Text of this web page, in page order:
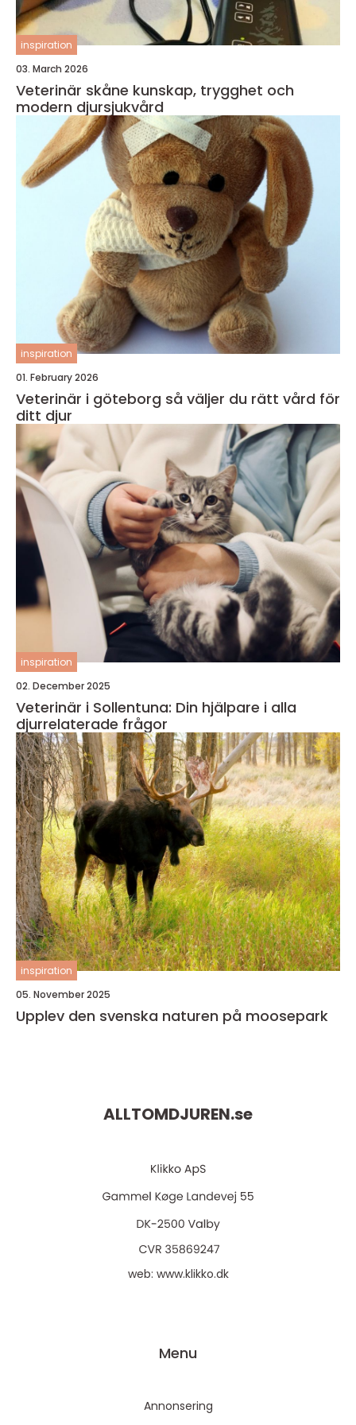
inspiration
03. March 2026
Veterinär skåne kunskap, trygghet och
modern djursjukvård
inspiration
01. February 2026
Veterinär i göteborg så väljer du rätt vård för
ditt djur
inspiration
02. December 2025
Veterinär i Sollentuna: Din hjälpare i alla
djurrelaterade frågor
inspiration
05. November 2025
Upplev den svenska naturen på moosepark
ALLTOMDJUREN.se
web: www.klikko.dk
Menu
Annonsering